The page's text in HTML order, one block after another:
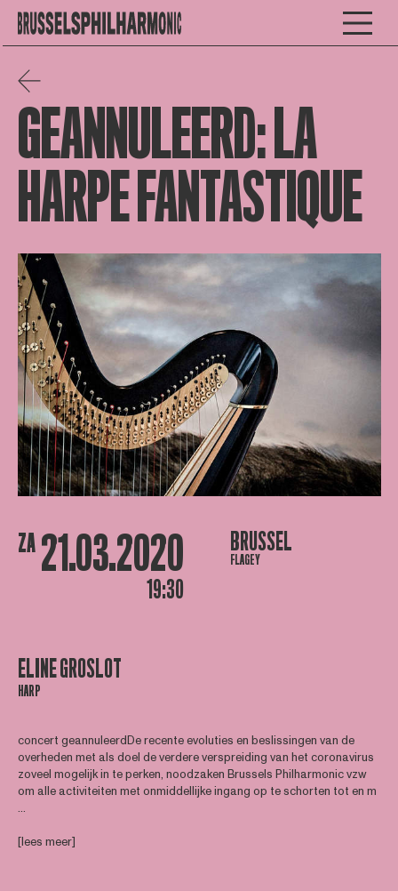
GEANNULEERD: LA
HARPE FANTASTIQUE
ZA 21.03.2020
19:30
BRUSSEL
FLAGEY
ELINE GROSLOT
HARP
concert geannuleerdDe recente evoluties en beslissingen van de
overheden met als doel de verdere verspreiding van het coronavirus
zoveel mogelijk in te perken, noodzaken Brussels Philharmonic vzw
om alle activiteiten met onmiddellijke ingang op te schorten tot en m
...
[lees meer]